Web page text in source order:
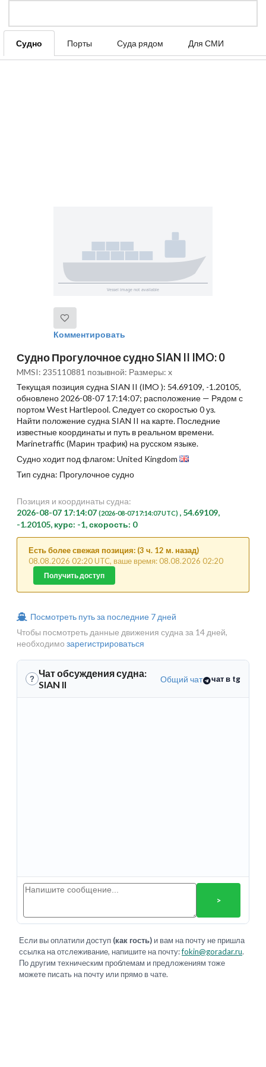
Судно Порты Суда рядом Для СМИ
Комментировать
Судно Прогулочное судно SIAN II IMO: 0
MMSI: 235110881 позывной: Размеры: x
Текущая позиция судна SIAN II (IMO ): 54.69109, -1.20105,
обновлено 2026-08-07 17:14:07; расположение — Рядом с
портом West Hartlepool. Следует со скоростью 0 уз.
Найти положение судна SIAN II на карте. Последние
известные координаты и путь в реальном времени.
Marinetraffic (Марин трафик) на русском языке.
Судно ходит под флагом: United Kingdom
Тип судна: Прогулочное судно
Позиция и координаты судна:
2026-08-07 17:14:07 (2026-08-07 17:14:07 UTC) , 54.69109,
-1.20105, курс: -1, скорость: 0
Есть более свежая позиция: (3 ч. 12 м. назад)
08.08.2026 02:20 UTC, ваше время: 08.08.2026 02:20
Получить доступ
Посмотреть путь за последние 7 дней
Чтобы посмотреть данные движения судна за 14 дней,
необходимо зарегистрироваться
? Чат обсуждения судна:
SIAN II
Общий чат чат в tg
>
Если вы оплатили доступ (как гость) и вам на почту не пришла
ссылка на отслеживание, напишите на почту:fokin@goradar.ru.
По другим техническим проблемам и предложениям тоже
можете писать на почту или прямо в чате.